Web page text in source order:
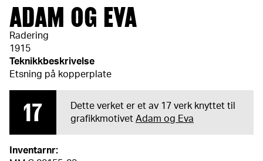
ADAM OG EVA
Radering
1915
Teknikkbeskrivelse
Etsning på kopperplate
17
Dette verket er et av 17 verk knyttet til
grafikkmotivet Adam og Eva
Inventarnr: